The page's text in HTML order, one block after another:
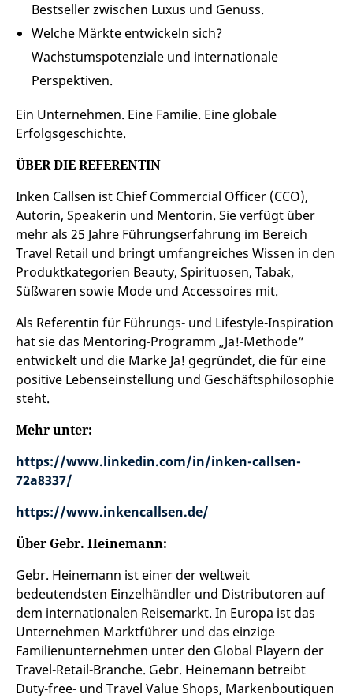
Bestseller zwischen Luxus und Genuss.
Welche Märkte entwickeln sich?
Wachstumspotenziale und internationale
Perspektiven.
Ein Unternehmen. Eine Familie. Eine globale
Erfolgsgeschichte.
ÜBER DIE REFERENTIN
Inken Callsen ist Chief Commercial Officer (CCO),
Autorin, Speakerin und Mentorin. Sie verfügt über
mehr als 25 Jahre Führungserfahrung im Bereich
Travel Retail und bringt umfangreiches Wissen in den
Produktkategorien Beauty, Spirituosen, Tabak,
Süßwaren sowie Mode und Accessoires mit.
Als Referentin für Führungs- und Lifestyle-Inspiration
hat sie das Mentoring-Programm „Ja!-Methode”
entwickelt und die Marke Ja! gegründet, die für eine
positive Lebenseinstellung und Geschäftsphilosophie
steht.
Mehr unter:
https://www.linkedin.com/in/inken-callsen-
72a8337/
https://www.inkencallsen.de/
Über Gebr. Heinemann:
Gebr. Heinemann ist einer der weltweit
bedeutendsten Einzelhändler und Distributoren auf
dem internationalen Reisemarkt. In Europa ist das
Unternehmen Marktführer und das einzige
Familienunternehmen unter den Global Playern der
Travel-Retail-Branche. Gebr. Heinemann betreibt
Duty-free- und Travel Value Shops, Markenboutiquen